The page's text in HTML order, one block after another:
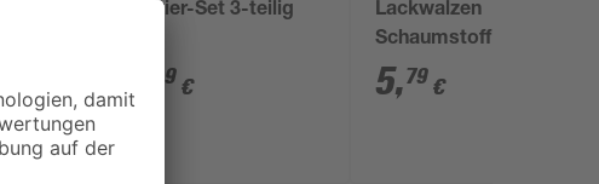
Lackier-Set 3-teilig
4 59 €
Lackwalzen
Schaumstoff 11 cm 5
Stück
5,79 €